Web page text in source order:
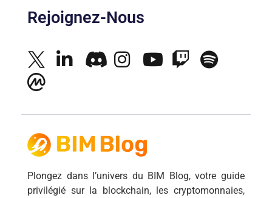
Rejoignez-Nous
Plongez dans l’univers du BIM Blog, votre guide
privilégié sur la blockchain, les cryptomonnaies,